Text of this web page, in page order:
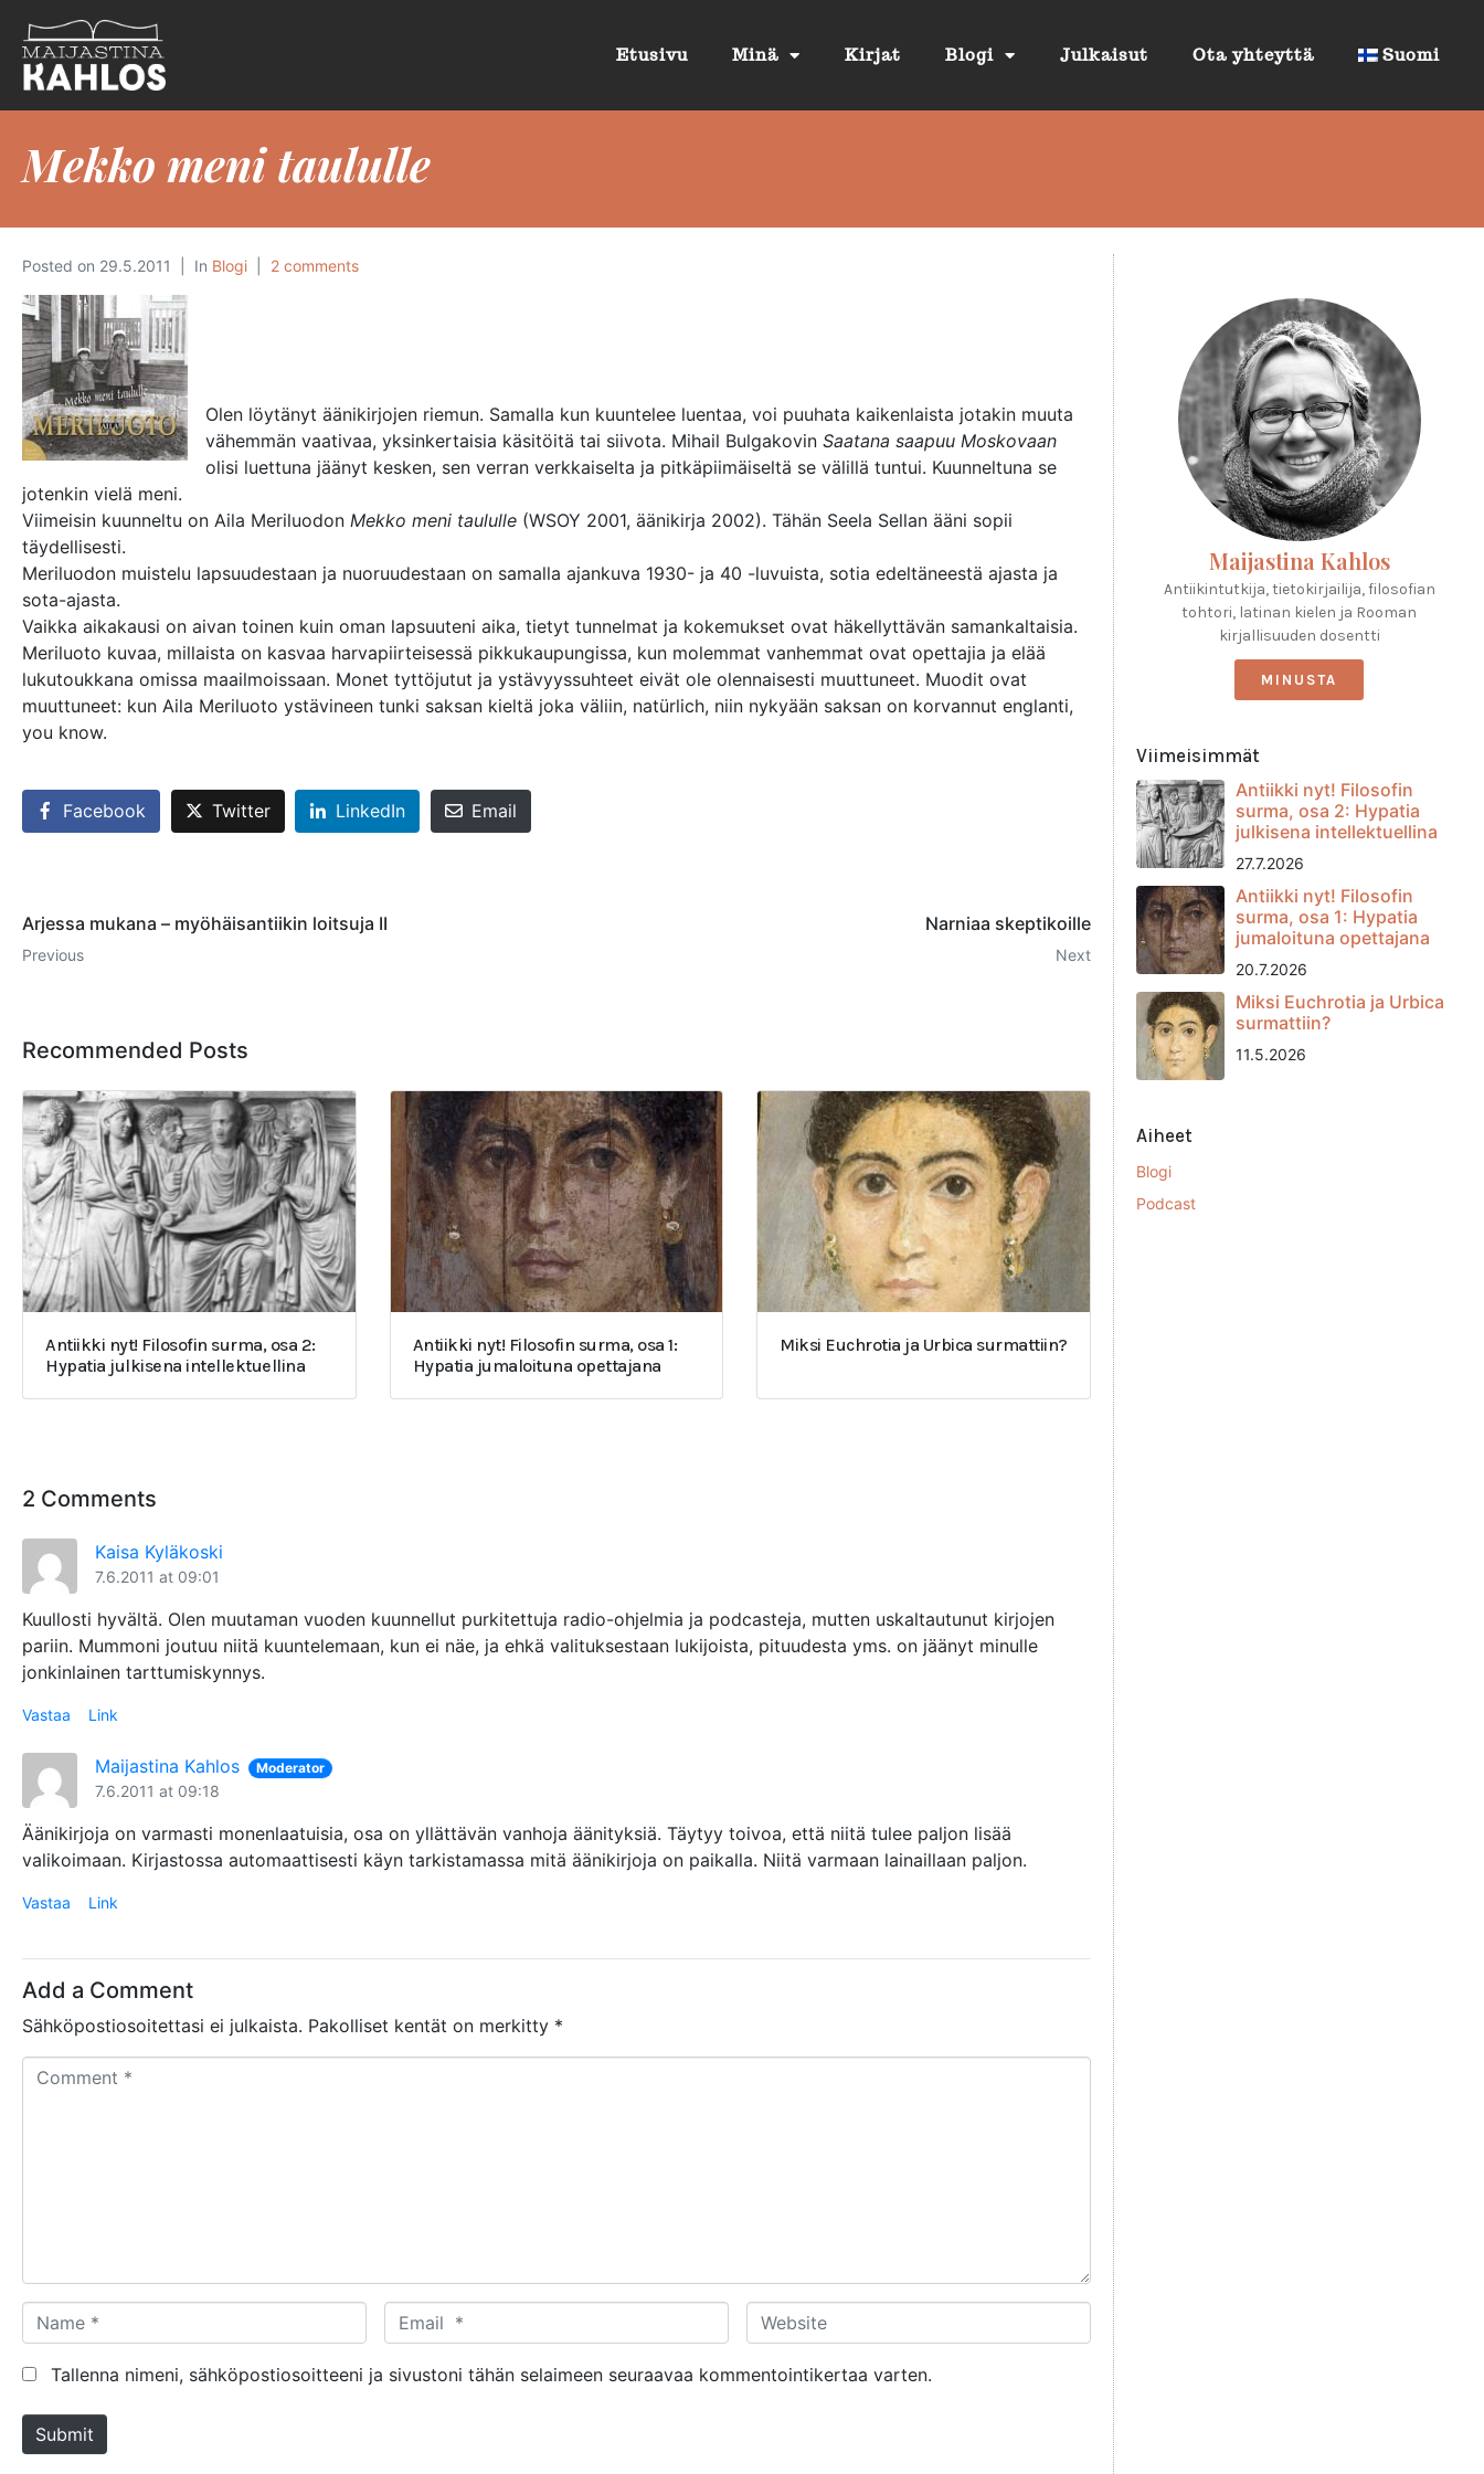
Etusivu Minä Kirjat Blogi Julkaisut Ota yhteyttä Suomi
Mekko meni taululle
Posted on 29.5.2011 In Blogi 2 comments
Olen löytänyt äänikirjojen riemun. Samalla kun kuuntelee luentaa, voi puuhata kaikenlaista jotakin muuta
vähemmän vaativaa, yksinkertaisia käsitöitä tai siivota. Mihail Bulgakovin Saatana saapuu Moskovaan
olisi luettuna jäänyt kesken, sen verran verkkaiselta ja pitkäpiimäiseltä se välillä tuntui. Kuunneltuna se
jotenkin vielä meni.
Viimeisin kuunneltu on Aila Meriluodon Mekko meni taululle (WSOY 2001, äänikirja 2002). Tähän Seela Sellan ääni sopii
täydellisesti.
Meriluodon muistelu lapsuudestaan ja nuoruudestaan on samalla ajankuva 1930- ja 40 -luvuista, sotia edeltäneestä ajasta ja
sota-ajasta.
Vaikka aikakausi on aivan toinen kuin oman lapsuuteni aika, tietyt tunnelmat ja kokemukset ovat häkellyttävän samankaltaisia.
Meriluoto kuvaa, millaista on kasvaa harvapiirteisessä pikkukaupungissa, kun molemmat vanhemmat ovat opettajia ja elää
lukutoukkana omissa maailmoissaan. Monet tyttöjutut ja ystävyyssuhteet eivät ole olennaisesti muuttuneet. Muodit ovat
muuttuneet: kun Aila Meriluoto ystävineen tunki saksan kieltä joka väliin, natürlich, niin nykyään saksan on korvannut englanti,
you know.
Facebook Twitter LinkedIn Email
Arjessa mukana – myöhäisantiikin loitsuja II
Previous
Narniaa skeptikoille
Next
Recommended Posts
Antiikki nyt! Filosofin surma, osa 2:
Hypatia julkisena intellektuellina
Antiikki nyt! Filosofin surma, osa 1:
Hypatia jumaloituna opettajana
Miksi Euchrotia ja Urbica surmattiin?
2 Comments
Kaisa Kyläkoski
7.6.2011 at 09:01
Kuullosti hyvältä. Olen muutaman vuoden kuunnellut purkitettuja radio-ohjelmia ja podcasteja, mutten uskaltautunut kirjojen
pariin. Mummoni joutuu niitä kuuntelemaan, kun ei näe, ja ehkä valituksestaan lukijoista, pituudesta yms. on jäänyt minulle
jonkinlainen tarttumiskynnys.
Vastaa Link
Maijastina Kahlos Moderator
7.6.2011 at 09:18
Äänikirjoja on varmasti monenlaatuisia, osa on yllättävän vanhoja äänityksiä. Täytyy toivoa, että niitä tulee paljon lisää
valikoimaan. Kirjastossa automaattisesti käyn tarkistamassa mitä äänikirjoja on paikalla. Niitä varmaan lainaillaan paljon.
Vastaa Link
Add a Comment
Sähköpostiosoitettasi ei julkaista. Pakolliset kentät on merkitty *
a
m
*
m
a
W
e
b
Tallenna nimeni, sähköpostiosoitteeni ja sivustoni tähän selaimeen seuraavaa kommentointikertaa varten.
Submit
Maijastina Kahlos
Antiikintutkija, tietokirjailija, filosofian
tohtori, latinan kielen ja Rooman
kirjallisuuden dosentti
MINUSTA
Viimeisimmät
Antiikki nyt! Filosofin
surma, osa 2: Hypatia
julkisena intellektuellina
27.7.2026
Antiikki nyt! Filosofin
surma, osa 1: Hypatia
jumaloituna opettajana
20.7.2026
Miksi Euchrotia ja Urbica
surmattiin?
11.5.2026
Aiheet
Blogi
Podcast